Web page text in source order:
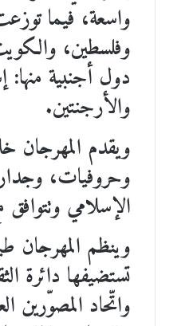
واسعة، فيما
وفلسطين،
دول أجنبية منها:
والأرجنتين.
وحروفيات،
الإسلامي
واتّحاد المصوّرين